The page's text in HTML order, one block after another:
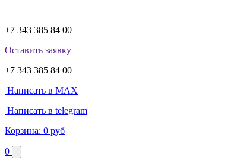
+7 343 385 84 00
Оставить заявку
+7 343 385 84 00
Написать в MAX
Написать в telegram
Корзина: 0 руб
0